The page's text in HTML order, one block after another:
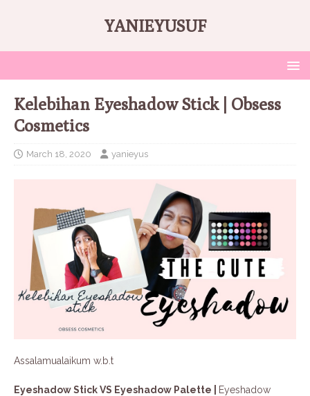
YANIEYUSUF
Kelebihan Eyeshadow Stick | Obsess
Cosmetics
March 18, 2020 yanieyus
Assalamualaikum w.b.t
Eyeshadow Stick VS Eyeshadow Palette |
Eyeshadow